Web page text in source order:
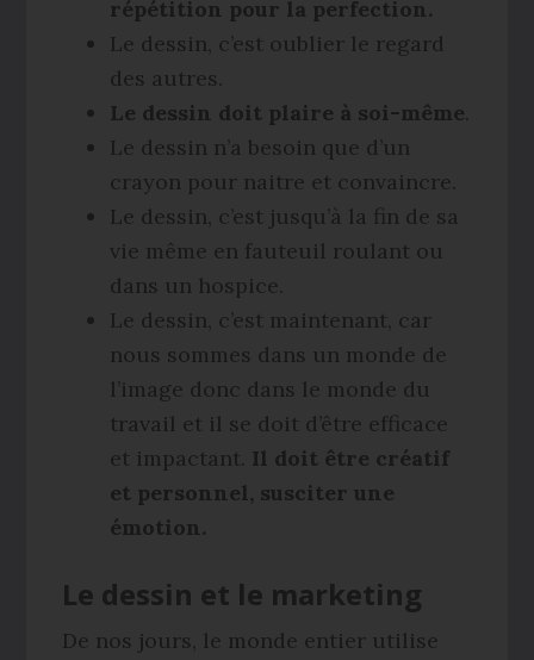
répétition pour la perfection.
Le dessin, c’est oublier le regard
des autres.
Le dessin doit plaire à soi-même.
Le dessin n’a besoin que d’un
crayon pour naitre et convaincre.
Le dessin, c’est jusqu’à la fin de sa
vie même en fauteuil roulant ou
dans un hospice.
Le dessin, c’est maintenant, car
nous sommes dans un monde de
l’image donc dans le monde du
travail et il se doit d’être efficace
et impactant. Il doit être créatif
et personnel, susciter une
émotion.
Le dessin et le marketing
De nos jours, le monde entier utilise